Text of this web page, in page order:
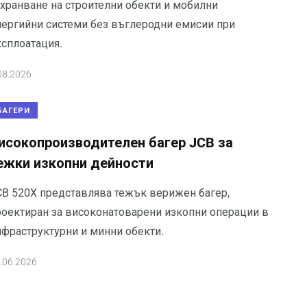
на строителни обекти и мобилни
системи без въглеродни емисии при
багер JCB за
изкопни дейности
520X представлява тежък верижен багер,
за високонатоварени изкопни операции в
и минни обекти.